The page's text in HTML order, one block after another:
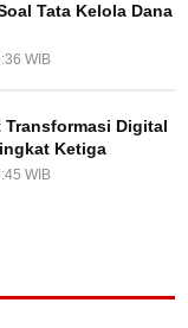
Tata Kelola Dana
WIB
Transformasi Digital
Ketiga
WIB